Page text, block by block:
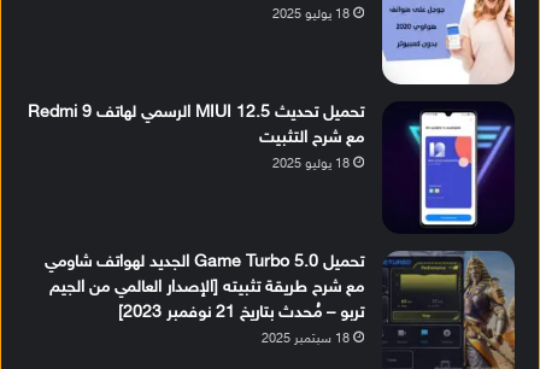
18 يوليو 2025
تحميل تحديث MIUI 12.5 الرسمي لهاتف Redmi 9
مع شرح التثبيت
18 يوليو 2025
تحميل Game Turbo 5.0 الجديد لهواتف شاومي
مع شرح طريقة تثبيته [الإصدار العالمي من الجيم
تربو – مُحدث بتاريخ 21 نوفمبر 2023]
18 سبتمبر 2025